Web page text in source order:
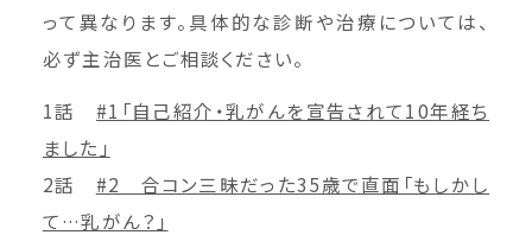
って異なります。具体的な診断や治療については、
必ず主治医とご相談ください。
1話 #1「自己紹介・乳がんを宣告されて10年経ち
ました」
2話 #2 合コン三昧だった35歳で直面「もしかし
て…乳がん？」